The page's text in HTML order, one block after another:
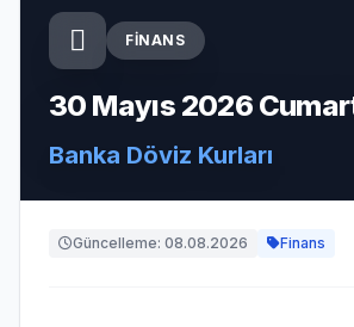
FINANS
30 Mayıs 2026
Banka Döviz Kurları
Güncelleme: 08.08.2026 Finans